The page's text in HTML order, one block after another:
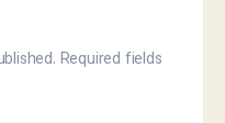
Required fields